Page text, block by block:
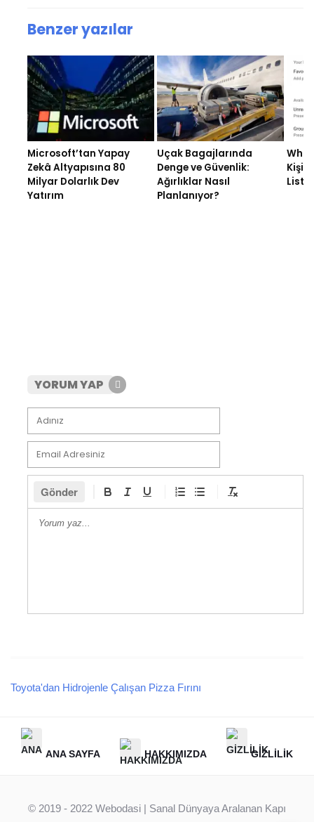
Benzer yazılar
Microsoft’tan Yapay
Zekâ Altyapısına 80
Milyar Dolarlık Dev
Yatırım
Uçak Bagajlarında
Denge ve Güvenlik:
Ağırlıklar Nasıl
Planlanıyor?
YORUM YAP
Gönder
Toyota'dan Hidrojenle Çalışan Pizza Fırını
ANA SAYFA HAKKIMIZDA GIZLILIK
© 2019 - 2022 Webodasi | Sanal Dünyaya Aralanan Kapı